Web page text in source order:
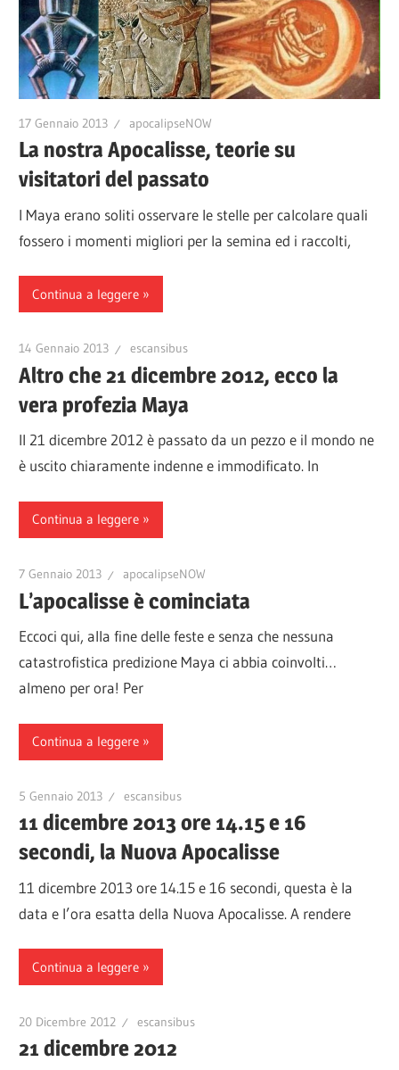
17 Gennaio 2013 apocalipseNOW
La nostra Apocalisse, teorie su
visitatori del passato
I Maya erano soliti osservare le stelle per calcolare quali
fossero i momenti migliori per la semina ed i raccolti,
Continua a leggere
14 Gennaio 2013 escansibus
Altro che 21 dicembre 2012, ecco la
vera profezia Maya
Il 21 dicembre 2012 è passato da un pezzo e il mondo ne
è uscito chiaramente indenne e immodificato. In
Continua a leggere
7 Gennaio 2013 apocalipseNOW
L’apocalisse è cominciata
Eccoci qui, alla fine delle feste e senza che nessuna
catastrofistica predizione Maya ci abbia coinvolti…
almeno per ora! Per
Continua a leggere
5 Gennaio 2013 escansibus
11 dicembre 2013 ore 14.15 e 16
secondi, la Nuova Apocalisse
11 dicembre 2013 ore 14.15 e 16 secondi, questa è la
data e l’ora esatta della Nuova Apocalisse. A rendere
Continua a leggere
20 Dicembre 2012 escansibus
21 dicembre 2012